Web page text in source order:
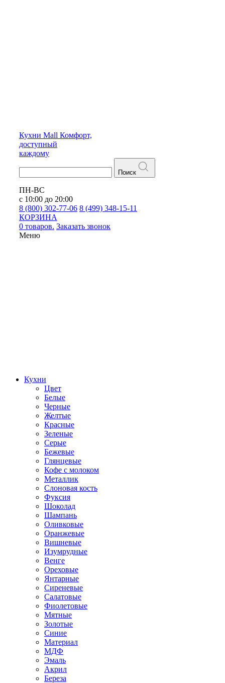
Кухни Mall Комфорт,
доступный
каждому
Поиск
ПН-ВС
с 10:00 до 20:00
8 (800) 302-77-06 8 (499) 348-15-11
КОРЗИНА
0 товаров. Заказать звонок
Меню
Кухни
Цвет
Белые
Черные
Желтые
Красные
Зеленые
Серые
Бежевые
Глянцевые
Кофе с молоком
Металлик
Слоновая кость
Фуксия
Шоколад
Шампань
Оливковые
Оранжевые
Вишневые
Изумрудные
Венге
Ореховые
Янтарные
Сиреневые
Салатовые
Фиолетовые
Мятные
Золотые
Синие
Материал
МДФ
Эмаль
Акрил
Береза